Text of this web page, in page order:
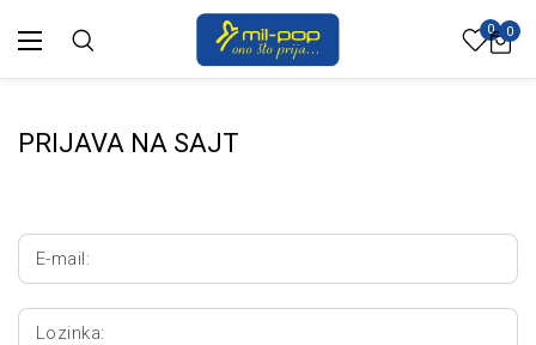
0 0
PRIJAVA NA SAJT
E-mail:
Lozinka: